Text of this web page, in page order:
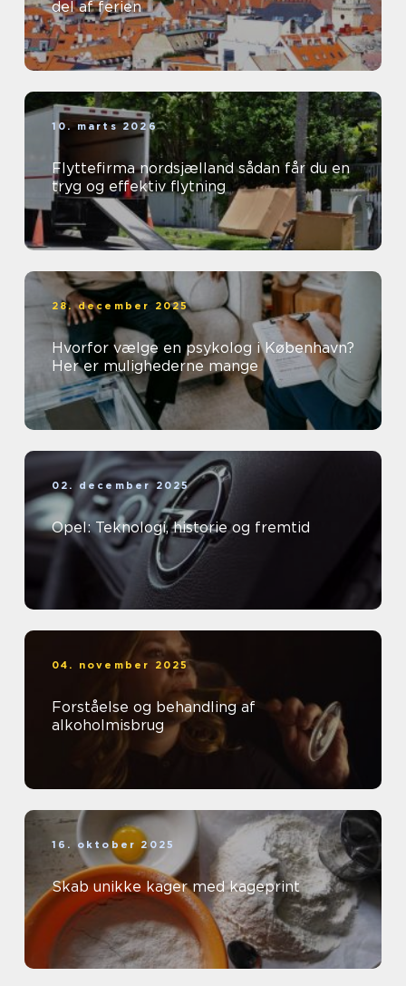
del af ferien
10. marts 2026
Flyttefirma nordsjælland sådan får du en
tryg og effektiv flytning
28. december 2025
Hvorfor vælge en psykolog i København?
Her er mulighederne mange
02. december 2025
Opel: Teknologi, historie og fremtid
04. november 2025
Forståelse og behandling af
alkoholmisbrug
16. oktober 2025
Skab unikke kager med kageprint